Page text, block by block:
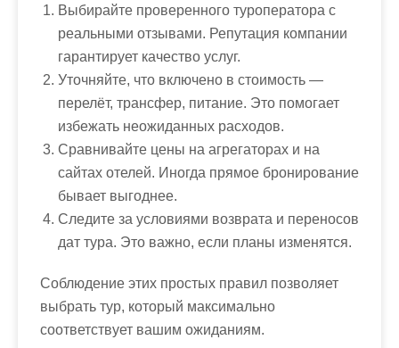
Выбирайте проверенного туроператора с
реальными отзывами. Репутация компании
гарантирует качество услуг.
Уточняйте, что включено в стоимость —
перелёт, трансфер, питание. Это помогает
избежать неожиданных расходов.
Сравнивайте цены на агрегаторах и на
сайтах отелей. Иногда прямое бронирование
бывает выгоднее.
Следите за условиями возврата и переносов
дат тура. Это важно, если планы изменятся.
Соблюдение этих простых правил позволяет
выбрать тур, который максимально
соответствует вашим ожиданиям.